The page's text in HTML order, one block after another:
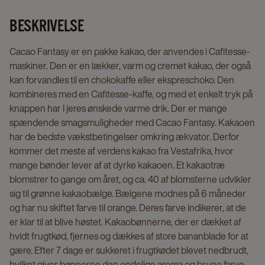
BESKRIVELSE
Cacao Fantasy er en pakke kakao, der anvendes i Cafitesse-
maskiner. Den er en lækker, varm og cremet kakao, der også
kan forvandles til en chokokaffe eller ekspreschoko. Den
kombineres med en Cafitesse-kaffe, og med et enkelt tryk på
knappen har I jeres ønskede varme drik. Der er mange
spændende smagsmuligheder med Cacao Fantasy. Kakaoen
har de bedste vækstbetingelser omkring ækvator. Derfor
kommer det meste af verdens kakao fra Vestafrika, hvor
mange bønder lever af at dyrke kakaoen. Et kakaotræ
blomstrer to gange om året, og ca. 40 af blomsterne udvikler
sig til grønne kakaobælge. Bælgene modnes på 6 måneder
og har nu skiftet farve til orange. Deres farve indikerer, at de
er klar til at blive høstet. Kakaobønnerne, der er dækket af
hvidt frugtkød, fjernes og dækkes af store bananblade for at
gære. Efter 7 dage er sukkeret i frugtkødet blevet nedbrudt,